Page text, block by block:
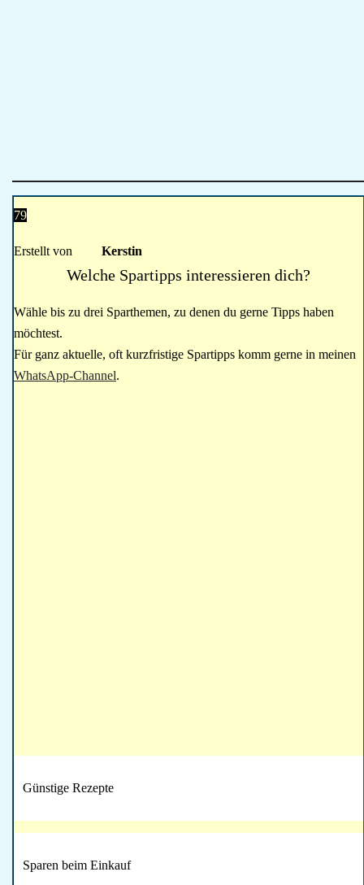
79
Erstellt von Kerstin
Welche Spartipps interessieren dich?
Wähle bis zu drei Sparthemen, zu denen du gerne Tipps haben
möchtest.
Für ganz aktuelle, oft kurzfristige Spartipps komm gerne in meinen
WhatsApp-Channel.
Günstige Rezepte
Sparen beim Einkauf